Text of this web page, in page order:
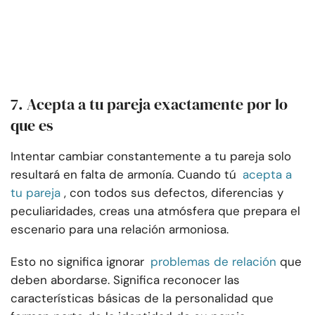
7. Acepta a tu pareja exactamente por lo
que es
Intentar cambiar constantemente a tu pareja solo
resultará en falta de armonía. Cuando tú acepta a
tu pareja , con todos sus defectos, diferencias y
peculiaridades, creas una atmósfera que prepara el
escenario para una relación armoniosa.
Esto no significa ignorar problemas de relación que
deben abordarse. Significa reconocer las
características básicas de la personalidad que